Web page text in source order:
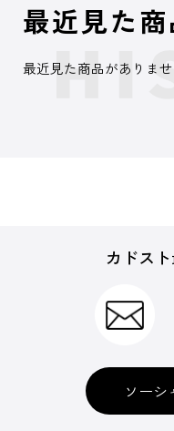
最近見た商
最近見た商品がありませ
カドス
ソー